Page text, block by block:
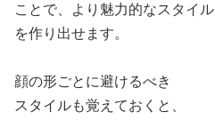
ことで、より魅力的なスタイル
を作り出せます。
顔の形ごとに避けるべき
スタイルも覚えておくと、